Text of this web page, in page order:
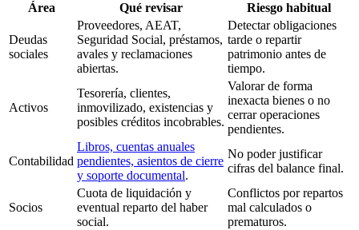
Área Qué revisar Riesgo habitual
Deudas
sociales
Proveedores, AEAT,
Seguridad Social, préstamos,
avales y reclamaciones
abiertas.
Detectar obligaciones
tarde o repartir
patrimonio antes de
tiempo.
Activos
Tesorería, clientes,
inmovilizado, existencias y
posibles créditos incobrables.
Valorar de forma
inexacta bienes o no
cerrar operaciones
pendientes.
Contabilidad
Libros, cuentas anuales
pendientes, asientos de cierre
y soporte documental.
No poder justificar
cifras del balance final.
Socios
Cuota de liquidación y
eventual reparto del haber
social.
Conflictos por repartos
mal calculados o
prematuros.